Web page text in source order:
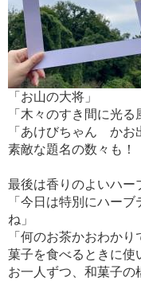
「お山の大将」
「木々のすき間に光る
「あけびちゃん かお
素敵な題名の数々も！
最後は香りのよいハー
「今日は特別にハー
ね」
「何のお茶かおわか
菓子を食べるときに使
お一人ずつ、和菓子の